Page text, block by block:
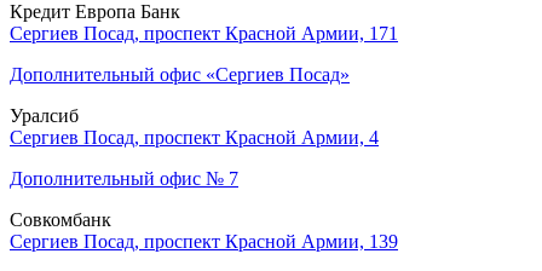
Кредит Европа Банк
Сергиев Посад, проспект Красной Армии, 171
Дополнительный офис «Сергиев Посад»
Уралсиб
Сергиев Посад, проспект Красной Армии, 4
Дополнительный офис № 7
Совкомбанк
Сергиев Посад, проспект Красной Армии, 139